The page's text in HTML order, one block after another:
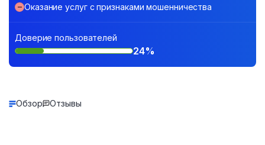
Оказание услуг с признаками мошенничества
Доверие пользователей
24%
Обзор Отзывы